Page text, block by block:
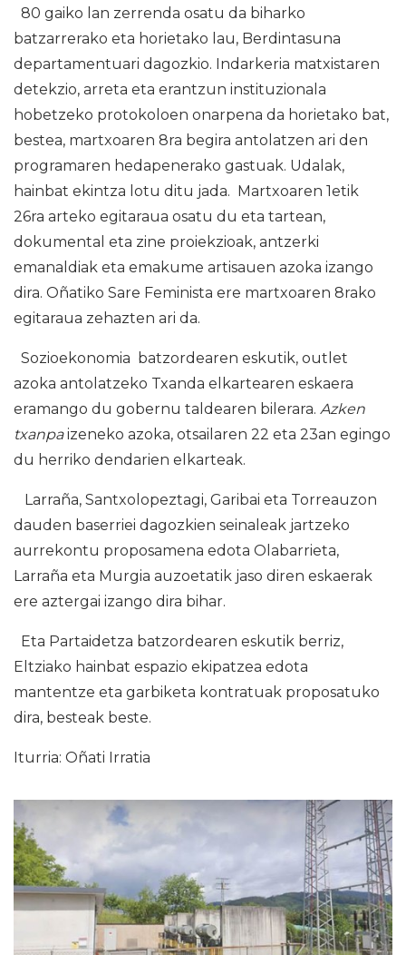
80 gaiko lan zerrenda osatu da biharko
batzarrerako eta horietako lau, Berdintasuna
departamentuari dagozkio. Indarkeria matxistaren
detekzio, arreta eta erantzun instituzionala
hobetzeko protokoloen onarpena da horietako bat,
bestea, martxoaren 8ra begira antolatzen ari den
programaren hedapenerako gastuak. Udalak,
hainbat ekintza lotu ditu jada. Martxoaren 1etik
26ra arteko egitaraua osatu du eta tartean,
dokumental eta zine proiekzioak, antzerki
emanaldiak eta emakume artisauen azoka izango
dira. Oñatiko Sare Feminista ere martxoaren 8rako
egitaraua zehazten ari da.
Sozioekonomia batzordearen eskutik, outlet
azoka antolatzeko Txanda elkartearen eskaera
eramango du gobernu taldearen bilerara. Azken
txanpaizeneko azoka, otsailaren 22 eta 23an egingo
du herriko dendarien elkarteak.
Larraña, Santxolopeztagi, Garibai eta Torreauzon
dauden baserriei dagozkien seinaleak jartzeko
aurrekontu proposamena edota Olabarrieta,
Larraña eta Murgia auzoetatik jaso diren eskaerak
ere aztergai izango dira bihar.
Eta Partaidetza batzordearen eskutik berriz,
Eltziako hainbat espazio ekipatzea edota
mantentze eta garbiketa kontratuak proposatuko
dira, besteak beste.
Iturria: Oñati Irratia